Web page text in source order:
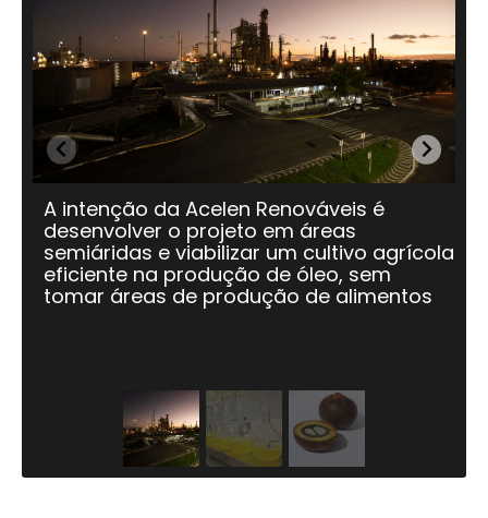
A intenção da Acelen Renováveis é
desenvolver o projeto em áreas
semiáridas e viabilizar um cultivo agrícola
eficiente na produção de óleo, sem
tomar áreas de produção de alimentos